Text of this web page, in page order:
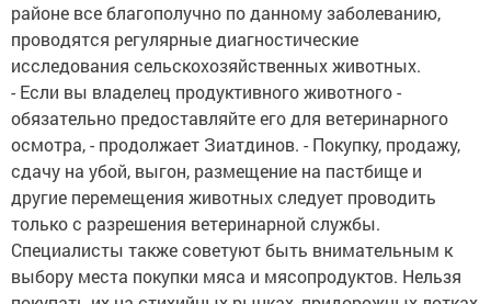
районе все благополучно по данному заболеванию,
проводятся регулярные диагностические
исследования сельскохозяйственных животных.
- Если вы владелец продуктивного животного -
обязательно предоставляйте его для ветеринарного
осмотра, - продолжает Зиатдинов. - Покупку, продажу,
сдачу на убой, выгон, размещение на пастбище и
другие перемещения животных следует проводить
только с разрешения ветеринарной службы.
Специалисты также советуют быть внимательным к
выбору места покупки мяса и мясопродуктов. Нельзя